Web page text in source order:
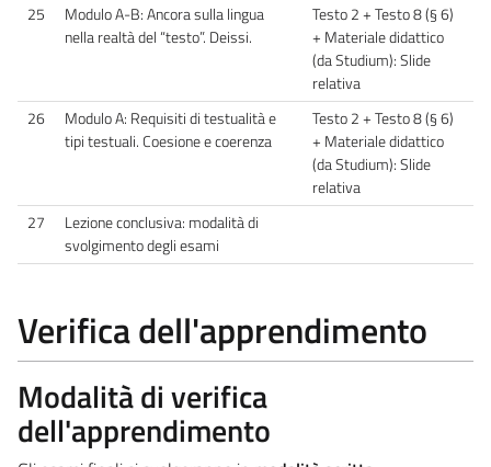
25
Modulo A-B: Ancora sulla lingua
nella realtà del “testo”. Deissi.
Testo 2 + Testo 8 (§ 6)
+ Materiale didattico
(da Studium): Slide
relativa
26
Modulo A: Requisiti di testualità e
tipi testuali. Coesione e coerenza
Testo 2 + Testo 8 (§ 6)
+ Materiale didattico
(da Studium): Slide
relativa
27
Lezione conclusiva: modalità di
svolgimento degli esami
Verifica dell'apprendimento
Modalità di verifica
dell'apprendimento